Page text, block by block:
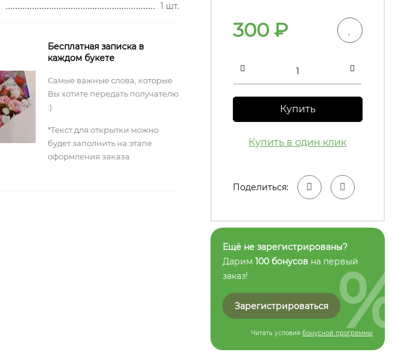
1 шт.
Бесплатная записка в
каждом букете
Самые важные слова, которые
Вы хотите передать получателю
:)
*Текст для открытки можно
будет заполнить на этапе
оформления заказа
300₽
Купить
Купить в один клик
Поделиться:
Ещё не зарегистрированы?
Дарим 100 бонусов на первый
заказ!
Зарегистрироваться
Читать условия бонусной программы
%